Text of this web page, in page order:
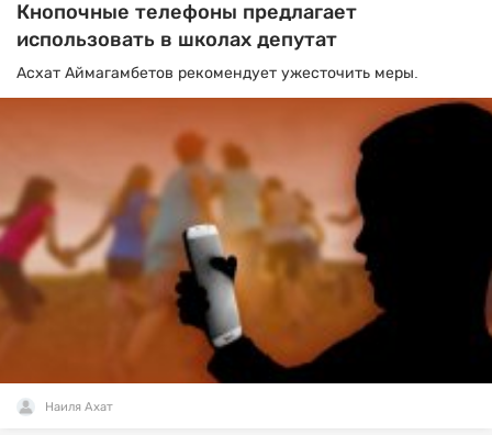
Кнопочные телефоны предлагает
использовать в школах депутат
Асхат Аймагамбетов рекомендует ужесточить меры.
Наиля Ахат